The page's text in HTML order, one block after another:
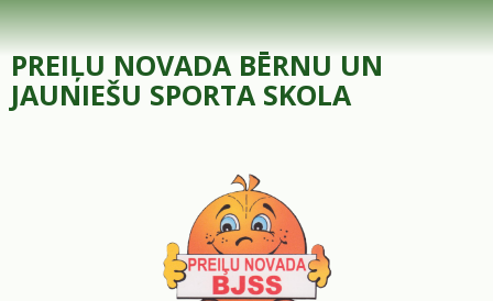
Skip
to
content
PREIĻU NOVADA BĒRNU UN
JAUNIEŠU SPORTA SKOLA